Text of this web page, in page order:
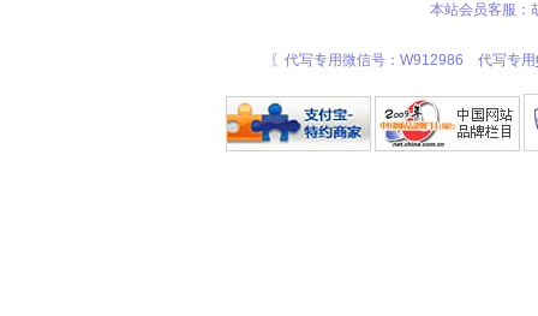
本站会员客服：
〖代写专用微信号：W912986 代写专用